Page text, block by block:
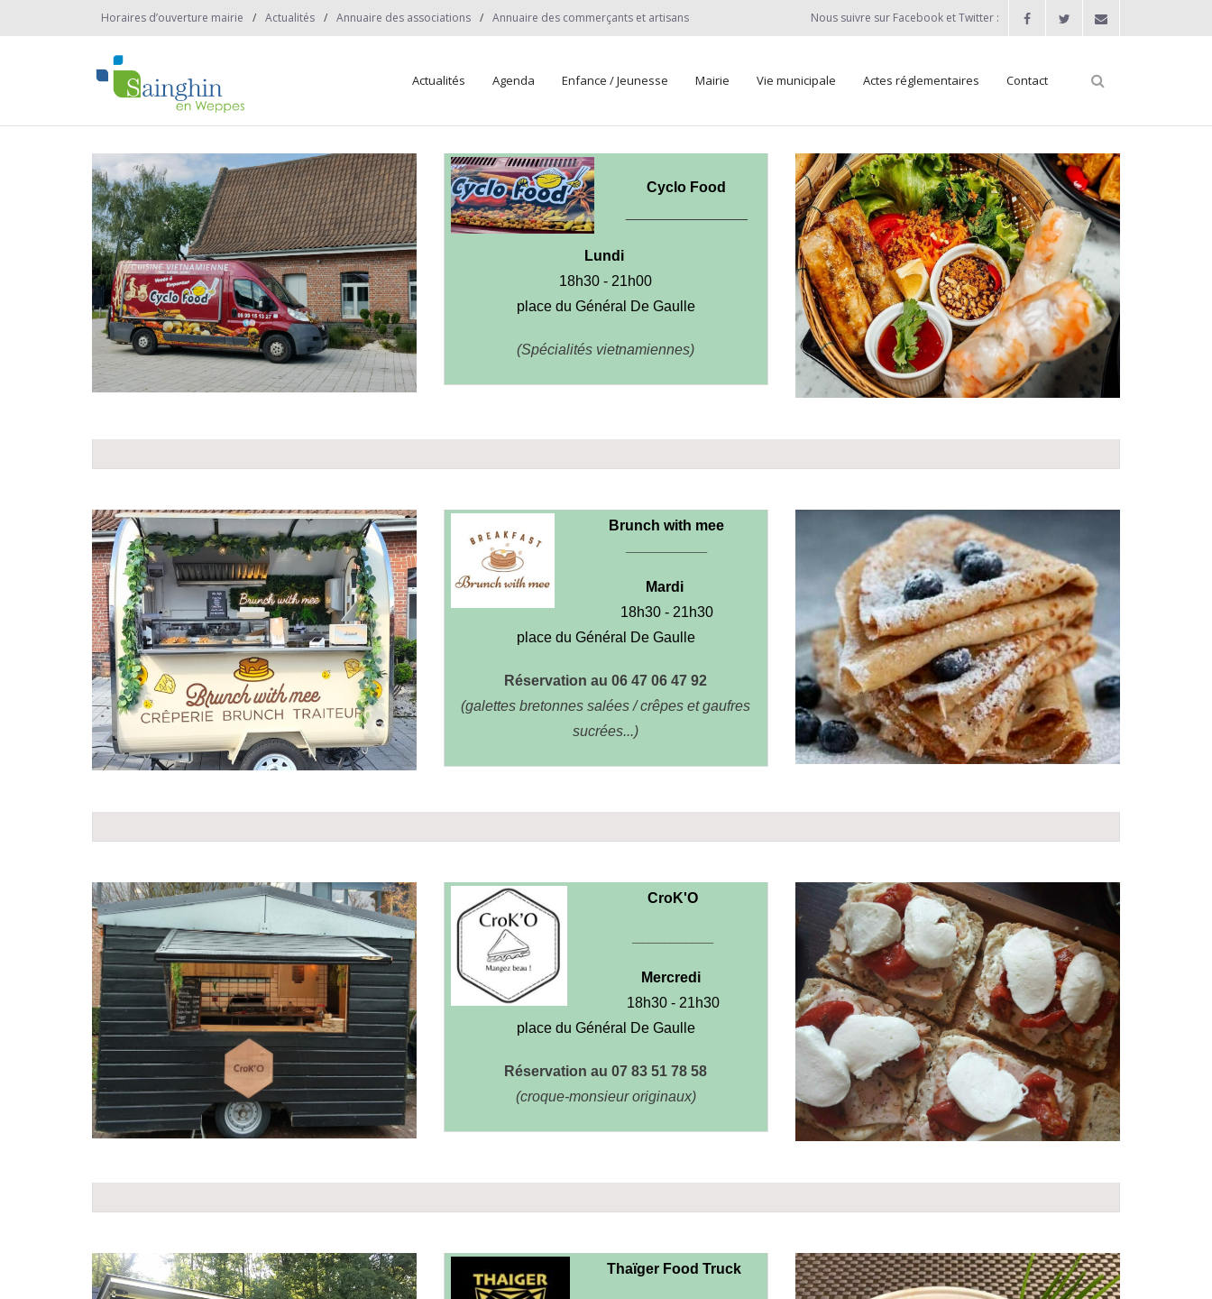
Horaires d’ouverture mairie Actualités Annuaire des associations Annuaire des commerçants et artisans Nous suivre sur Facebook et Twitter :
Actualités Agenda Enfance / Jeunesse Mairie Vie municipale Actes réglementaires Contact
Cyclo Food
Lundi
18h30 - 21h00
place du Général De Gaulle
(Spécialités vietnamiennes)
Brunch with mee
Mardi
18h30 - 21h30
place du Général De Gaulle
Réservation au 06 47 06 47 92
(galettes bretonnes salées / crêpes et gaufres
sucrées...)
CroK'O
Mercredi
18h30 - 21h30
place du Général De Gaulle
Réservation au 07 83 51 78 58
(croque-monsieur originaux)
Thaïger Food Truck